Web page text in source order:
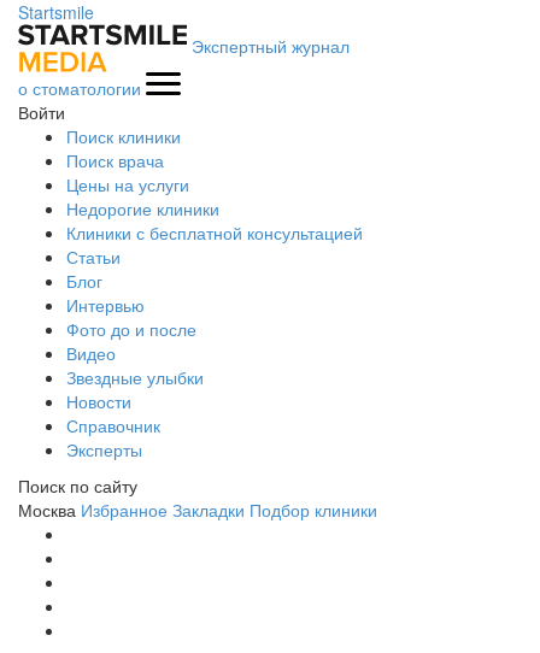
Startsmile
Экспертный журнал
о стоматологии
Войти
Поиск клиники
Поиск врача
Цены на услуги
Недорогие клиники
Клиники с бесплатной консультацией
Статьи
Блог
Интервью
Фото до и после
Видео
Звездные улыбки
Новости
Справочник
Эксперты
Поиск по сайту
Москва Избранное Закладки Подбор клиники